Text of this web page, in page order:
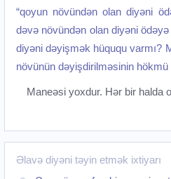
“qoyun növündən olan diyəni
dəvə növündən olan diyəni
diyəni dəyişmək hüququ varmı?
növünün dəyişdirilməsinin hökmü
Maneəsi yoxdur. Hər bir halda
Əlavə diyəni təyin etmək ixtiyarı